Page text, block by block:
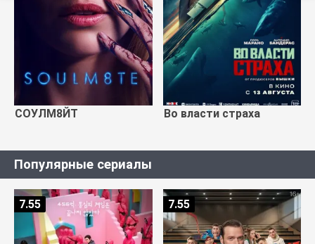
СОУЛМ8ЙТ Во власти страха
Популярные сериалы
7.55 7.55